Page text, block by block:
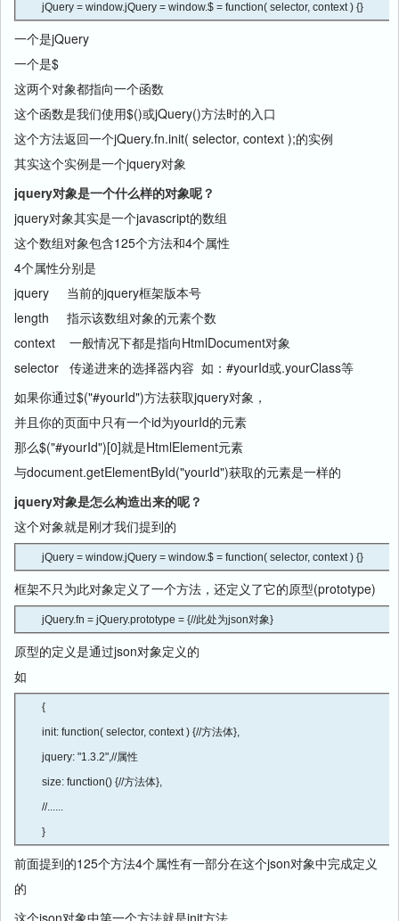
jQuery = window.jQuery = window.$ = function( selector, context ) {}
一个是jQuery
一个是$
这两个对象都指向一个函数
这个函数是我们使用$()或jQuery()方法时的入口
这个方法返回一个jQuery.fn.init( selector, context );的实例
其实这个实例是一个jquery对象
jquery对象是一个什么样的对象呢？
jquery对象其实是一个javascript的数组
这个数组对象包含125个方法和4个属性
4个属性分别是
jquery 当前的jquery框架版本号
length 指示该数组对象的元素个数
context 一般情况下都是指向HtmlDocument对象
selector 传递进来的选择器内容 如：#yourId或.yourClass等
如果你通过$("#yourId")方法获取jquery对象，
并且你的页面中只有一个id为yourId的元素
那么$("#yourId")[0]就是HtmlElement元素
与document.getElementById("yourId")获取的元素是一样的
jquery对象是怎么构造出来的呢？
这个对象就是刚才我们提到的
jQuery = window.jQuery = window.$ = function( selector, context ) {}
框架不只为此对象定义了一个方法，还定义了它的原型(prototype)
jQuery.fn = jQuery.prototype = {//此处为json对象}
原型的定义是通过json对象定义的
如
{
init: function( selector, context ) {//方法体},
jquery: "1.3.2",//属性
size: function() {//方法体},
//......
}
前面提到的125个方法4个属性有一部分在这个json对象中完成定义
的
这个json对象中第一个方法就是init方法